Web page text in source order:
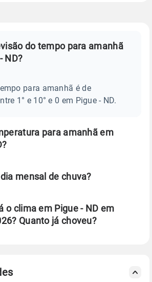
do tempo para amanhã
ND?
para amanhã é de
1° e 10° e 0 em Pigue - ND.
para amanhã em
mensal de chuva?
o clima em Pigue - ND em
Quanto já choveu?